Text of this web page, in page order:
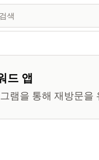
드 앱
램을 통해 재방문을